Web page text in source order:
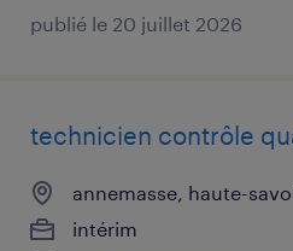
publié le 20 juillet 2026
technicien contrôle
annemasse, haute-
intérim